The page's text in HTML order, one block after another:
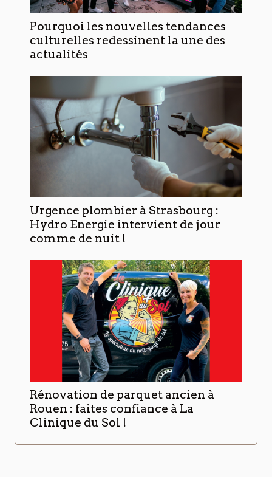
Pourquoi les nouvelles tendances
culturelles redessinent la une des
actualités
Urgence plombier à Strasbourg :
Hydro Energie intervient de jour
comme de nuit !
Rénovation de parquet ancien à
Rouen : faites confiance à La
Clinique du Sol !